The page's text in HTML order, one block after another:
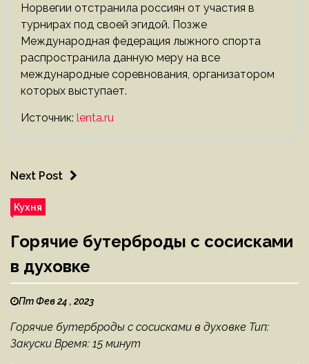
Норвегии отстранила россиян от участия в
турнирах под своей эгидой. Позже
Международная федерация лыжного спорта
распространила данную меру на все
международные соревнования, организатором
которых выступает.
Источник: lenta.ru
Next Post
Кухня
Горячие бутерброды с сосисками
в духовке
Пт Фев 24 , 2023
Горячие бутерброды с сосисками в духовке Тип:
Закуски Время: 15 минут